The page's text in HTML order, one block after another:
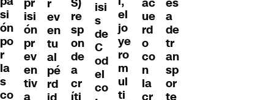
si
ón
po
r
la
s
co
isi
ón
pr
ev
en
tiv
a
r
ev
en
tu
al
pé
rd
re
sp
on
de
a
cr
íti
isi
s
de
C
od
el
co
el
jo
ye
ro
m
ul
ti
ue
rd
o
co
n
la
cr
a
de
tr
an
sp
or
te